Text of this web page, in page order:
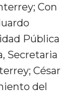
Con
Pública
Secretaria
César
del